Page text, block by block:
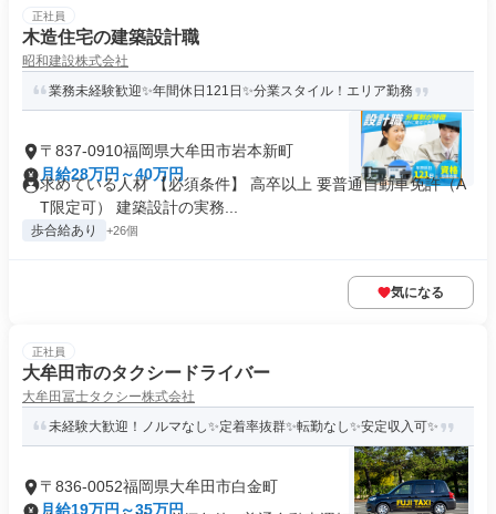
正社員
木造住宅の建築設計職
昭和建設株式会社
業務未経験歓迎✨年間休日121日✨分業スタイル！エリア勤務
〒837-0910福岡県大牟田市岩本新町
月給28万円～40万円
求めている人材 【必須条件】 高卒以上 要普通自動車免許（A
T限定可） 建築設計の実務...
歩合給あり +26個
気になる
正社員
大牟田市のタクシードライバー
大牟田冨士タクシー株式会社
未経験大歓迎！ノルマなし✨定着率抜群✨転勤なし✨安定収入可✨
〒836-0052福岡県大牟田市白金町
月給19万円～35万円